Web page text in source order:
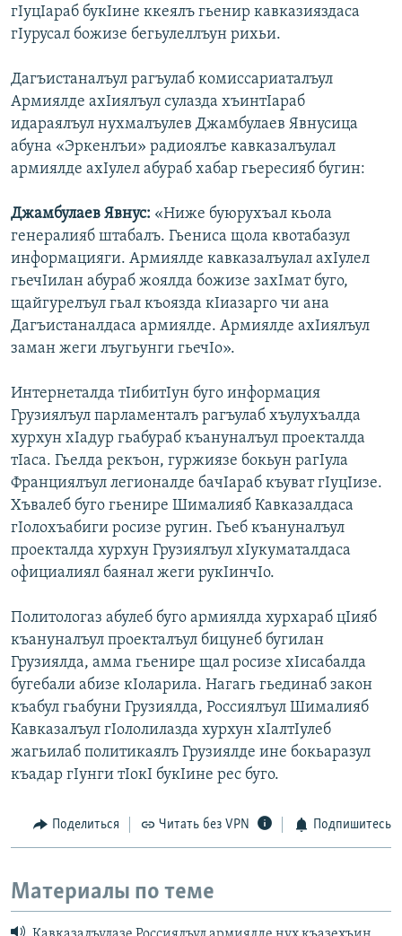
гIуцIараб букIине ккеялъ гьенир кавказияздаса
гIурусал божизе бегьулеллъун рихьи.
Дагъистаналъул рагъулаб комиссариаталъул
Армиялде ахIиялъул сулазда хъинтIараб
идараялъул нухмалъулев Джамбулаев Явнусица
абуна «Эркенлъи» радиоялъе кавказалъулал
армиялде ахIулел абураб хабар гьересияб бугин:
Джамбулаев Явнус: «Ниже буюрухъал кьола
генералияб штабалъ. Гьениса щола квотабазул
информацияги. Армиялде кавказалъулал ахIулел
гьечIилан абураб жоялда божизе захIмат буго,
щайгурелъул гьал къоязда кIиазарго чи ана
Дагъистаналдаса армиялде. Армиялде ахIиялъул
заман жеги лъугьунги гьечIо».
Интернеталда тIибитIун буго информация
Грузиялъул парламенталъ рагъулаб хъулухъалда
хурхун хIадур гьабураб къануналъул проекталда
тIаса. Гьелда рекъон, гуржиязе бокьун рагIула
Франциялъул легионалде бачIараб къуват гIуцIизе.
Хъвалеб буго гьенире Шималияб Кавказалдаса
гIолохъабиги росизе ругин. Гьеб къануналъул
проекталда хурхун Грузиялъул хIукуматалдаса
официалиял баянал жеги рукIинчIо.
Политологаз абулеб буго армиялда хурхараб цIияб
къануналъул проекталъул бицунеб бугилан
Грузиялда, амма гьенире щал росизе хIисабалда
бугебали абизе кIоларила. Нагагь гьединаб закон
къабул гьабуни Грузиялда, Россиялъул Шималияб
Кавказалъул гIололилазда хурхун хIалтIулеб
жагьилаб политикаялъ Грузиялде ине бокьаразул
къадар гIунги тIокI букIине рес буго.
Поделиться Читать без VPN Подпишитесь
Материалы по теме